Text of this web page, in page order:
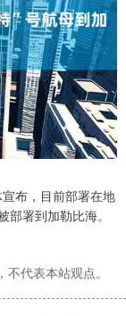
布，目前部署在地
部署到加勒比海。
代表本站观点。